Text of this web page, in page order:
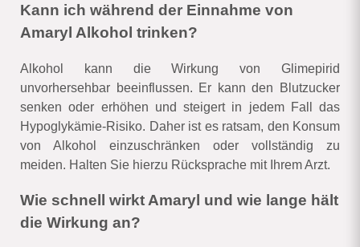
Kann ich während der Einnahme von
Amaryl Alkohol trinken?
Alkohol kann die Wirkung von Glimepirid
unvorhersehbar beeinflussen. Er kann den Blutzucker
senken oder erhöhen und steigert in jedem Fall das
Hypoglykämie-Risiko. Daher ist es ratsam, den Konsum
von Alkohol einzuschränken oder vollständig zu
meiden. Halten Sie hierzu Rücksprache mit Ihrem Arzt.
Wie schnell wirkt Amaryl und wie lange hält
die Wirkung an?